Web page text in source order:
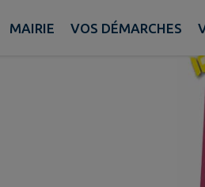
de page
MAIRIE VOS DÉMARCHES